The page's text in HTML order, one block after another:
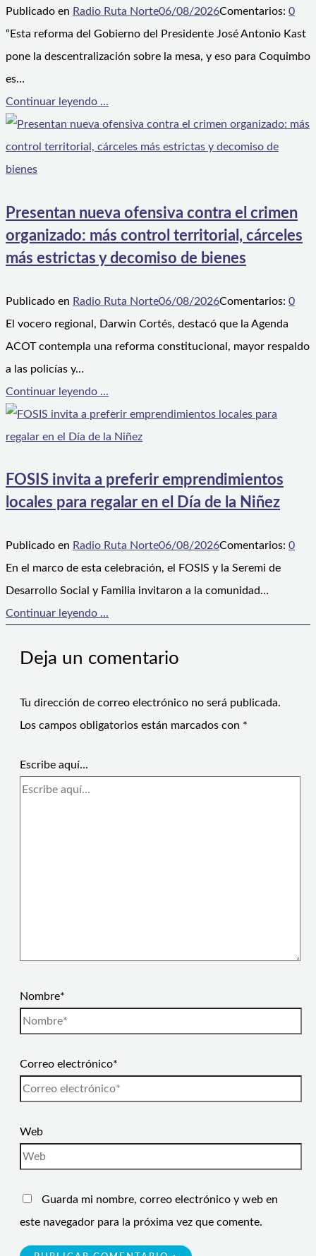
Publicado en Radio Ruta Norte06/08/2026Comentarios: 0
“Esta reforma del Gobierno del Presidente José Antonio Kast
pone la descentralización sobre la mesa, y eso para Coquimbo
es…
Continuar leyendo ...
Presentan nueva ofensiva contra el crimen
organizado: más control territorial, cárceles
más estrictas y decomiso de bienes
Publicado en Radio Ruta Norte06/08/2026Comentarios: 0
El vocero regional, Darwin Cortés, destacó que la Agenda
ACOT contempla una reforma constitucional, mayor respaldo
a las policías y…
Continuar leyendo ...
FOSIS invita a preferir emprendimientos
locales para regalar en el Día de la Niñez
Publicado en Radio Ruta Norte06/08/2026Comentarios: 0
En el marco de esta celebración, el FOSIS y la Seremi de
Desarrollo Social y Familia invitaron a la comunidad…
Continuar leyendo ...
Deja un comentario
Tu dirección de correo electrónico no será publicada.
Los campos obligatorios están marcados con *
Escribe aquí...
Nombre*
Correo electrónico*
Web
Guarda mi nombre, correo electrónico y web en
este navegador para la próxima vez que comente.